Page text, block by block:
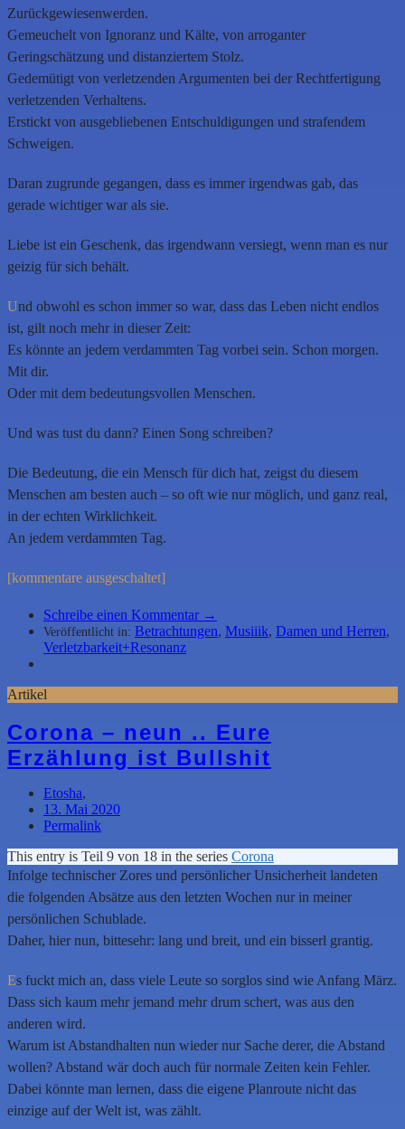
Zurückgewiesenwerden.
Gemeuchelt von Ignoranz und Kälte, von arroganter
Geringschätzung und distanziertem Stolz.
Gedemütigt von verletzenden Argumenten bei der Rechtfertigung
verletzenden Verhaltens.
Erstickt von ausgebliebenen Entschuldigungen und strafendem
Schweigen.
Daran zugrunde gegangen, dass es immer irgendwas gab, das
gerade wichtiger war als sie.
Liebe ist ein Geschenk, das irgendwann versiegt, wenn man es nur
geizig für sich behält.
Und obwohl es schon immer so war, dass das Leben nicht endlos
ist, gilt noch mehr in dieser Zeit:
Es könnte an jedem verdammten Tag vorbei sein. Schon morgen.
Mit dir.
Oder mit dem bedeutungsvollen Menschen.
Und was tust du dann? Einen Song schreiben?
Die Bedeutung, die ein Mensch für dich hat, zeigst du diesem
Menschen am besten auch – so oft wie nur möglich, und ganz real,
in der echten Wirklichkeit.
An jedem verdammten Tag.
[kommentare ausgeschaltet]
Schreibe einen Kommentar →
Veröffentlicht in: Betrachtungen, Musiiik, Damen und Herren,
Verletzbarkeit+Resonanz
Artikel
Corona – neun .. Eure
Erzählung ist Bullshit
Etosha,
13. Mai 2020
Permalink
This entry is Teil 9 von 18 in the series Corona
Infolge technischer Zores und persönlicher Unsicherheit landeten
die folgenden Absätze aus den letzten Wochen nur in meiner
persönlichen Schublade.
Daher, hier nun, bittesehr: lang und breit, und ein bisserl grantig.
Es fuckt mich an, dass viele Leute so sorglos sind wie Anfang März.
Dass sich kaum mehr jemand mehr drum schert, was aus den
anderen wird.
Warum ist Abstandhalten nun wieder nur Sache derer, die Abstand
wollen? Abstand wär doch auch für normale Zeiten kein Fehler.
Dabei könnte man lernen, dass die eigene Planroute nicht das
einzige auf der Welt ist, was zählt.